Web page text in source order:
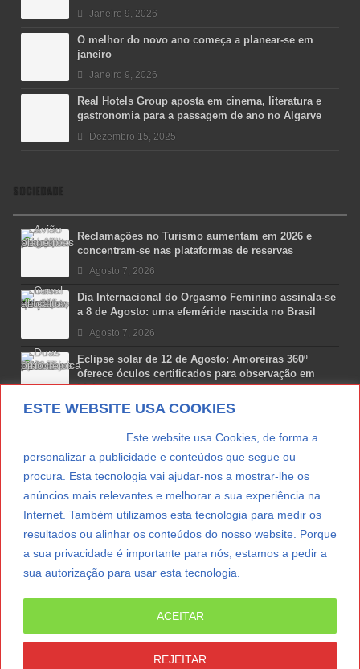
ESTE WEBSITE USA COOKIES
. . . . . . . . . . . . . . . . Este website usa Cookies, de forma a
personalizar a publicidade e conteúdos que segue ou
procura. Esta tecnologia vai ajudar-nos a mostrar-lhe os
anúncios mais relevantes e melhorar a sua experiência na
Internet. Também utilizamos esta tecnologia para medir os
resultados ou alinhar os conteúdos do nosso website. Porque
a sua privacidade é importante para nós, estamos a pedir a
sua autorização para usar esta tecnologia.
REJEITAR
ACEITAR
Janeiro 9, 2026
O melhor do novo ano começa a planear-se em
janeiro
Janeiro 9, 2026
Real Hotels Group aposta em cinema, literatura e
gastronomia para a passagem de ano no Algarve
Dezembro 15, 2025
SOCIEDADE
Reclamações no Turismo aumentam em 2026 e
concentram-se nas plataformas de reservas
Agosto 7, 2026
Dia Internacional do Orgasmo Feminino assinala-se
a 8 de Agosto: uma efeméride nascida no Brasil
Agosto 7, 2026
Eclipse solar de 12 de Agosto: Amoreiras 360º
oferece óculos certificados para observação em
Lisboa
Agosto 7, 2026
Lua Afonso vence prémio internacional de liderança
Agosto 7, 2026
Preparar o carro para as férias de Verão
Agosto 5, 2026
SUBSCREVER NEWSLETTER